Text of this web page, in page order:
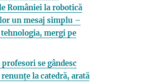
României la robotică
un mesaj simplu –
mergi pe
se gândesc
la catedră, arată